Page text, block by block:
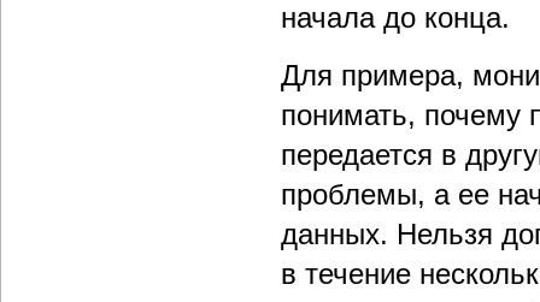
начала до конца.
Для примера,
понимать, почему
передается в
проблемы, а ее
данных. Нельзя
в течение